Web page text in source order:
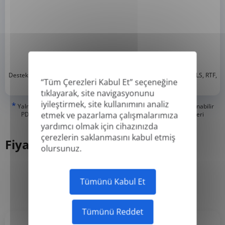
“Tüm Çerezleri Kabul Et” seçeneğine
tıklayarak, site navigasyonunu
iyileştirmek, site kullanımını analiz
etmek ve pazarlama çalışmalarımıza
yardımcı olmak için cihazınızda
çerezlerin saklanmasını kabul etmiş
olursunuz.
Tümünü Kabul Et
Tümünü Reddet
Desteklenen formatlar: DOC, DOCX, ODT, PDF , CSV, PPTX, XLSX, XLS, RTF,
TXT
* Yalnızca 'Gerçek' veya dijital olarak oluşturulmuş PDF'leri ve Aranabilir
PDF'leri çevirebiliriz, ancak 'Sadece Resim' veya taranmış PDF'leri
çeviremeyiz.
Fiyatlandırma
Aylık Yıllık -50%